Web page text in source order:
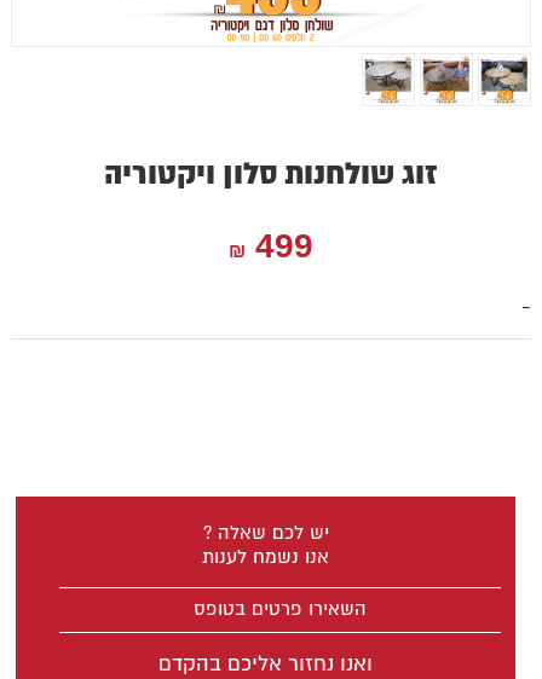
זוג שולחנות סלון ויקטוריה
499
₪
-
יש לכם שאלה ?
אנו נשמח לענות
השאירו פרטים בטופס
ואנו נחזור אליכם בהקדם